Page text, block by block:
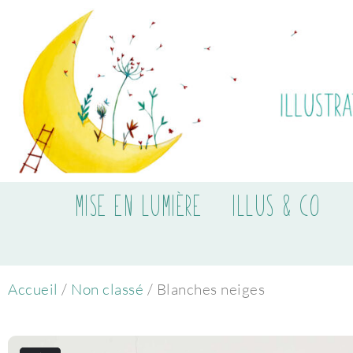
MISE EN LUMIÈRE ILLUS & CO
Accueil / Non classé / Blanches neiges